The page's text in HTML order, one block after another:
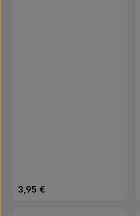
Regulärer Preis:
3,95 €